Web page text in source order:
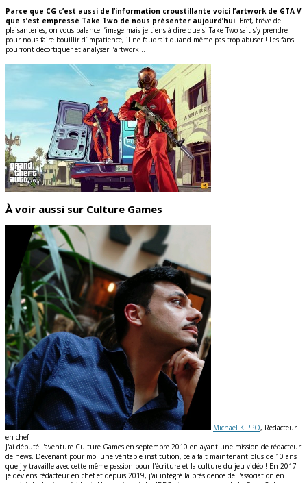
Parce que CG c’est aussi de l’information croustillante voici l’artwork de GTA V
que s’est empressé Take Two de nous présenter aujourd’hui. Bref, trêve de
plaisanteries, on vous balance l’image mais je tiens à dire que si Take Two sait s’y prendre
pour nous faire bouillir d’impatience, il ne faudrait quand même pas trop abuser ! Les fans
pourront décortiquer et analyser l’artwork…
À voir aussi sur Culture Games
Michaël KIPPO, Rédacteur
en chef
J'ai débuté l'aventure Culture Games en septembre 2010 en ayant une mission de rédacteur
de news. Devenant pour moi une véritable institution, cela fait maintenant plus de 10 ans
que j'y travaille avec cette même passion pour l'écriture et la culture du jeu vidéo ! En 2017
je deviens rédacteur en chef et depuis 2019, j'ai intégré la présidence de l'association en